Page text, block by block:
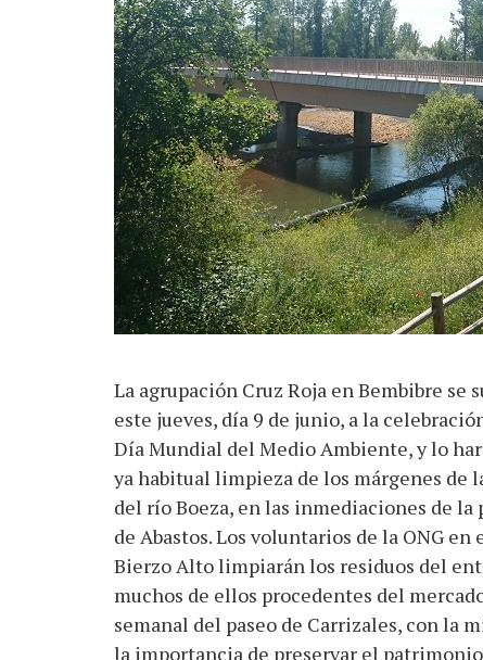
La agrupación Cruz Roja en Bembibre se
este jueves, día 9 de junio, a la
Día Mundial del Medio Ambiente, y lo
ya habitual limpieza de los márgenes de
del río Boeza, en las inmediaciones de la
de Abastos. Los voluntarios de la ONG en
Bierzo Alto limpiarán los residuos del
muchos de ellos procedentes del
semanal del paseo de Carrizales, con la
la importancia de preservar el